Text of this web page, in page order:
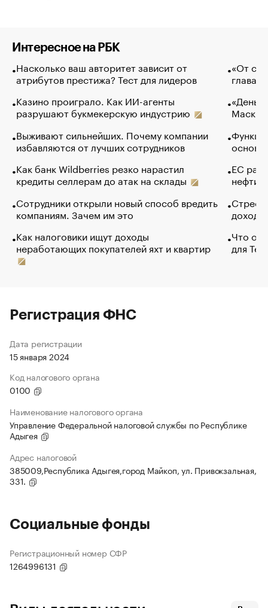
Интересное на РБК
Насколько ваш авторитет зависит от
атрибутов престижа? Тест для лидеров
Казино проиграло. Как ИИ-агенты
разрушают букмекерскую индустрию
Выживают сильнейших. Почему компании
избавляются от лучших сотрудников
Как банк Wildberries резко нарастил
кредиты селлерам до атак на склады
Сотрудники открыли новый способ вредить
компаниям. Зачем им это
Как налоговики ищут доходы
неработающих покупателей яхт и квартир
«От
глава
Маск в
основ
ЕС
нефти
Что
для
Регистрация ФНС
Дата регистрации
15 января 2024
Код налогового органа
0100
Наименование налогового органа
Управление Федеральной налоговой службы по Республике
Адыгея
Адрес налоговой
385009,Республика Адыгея,город Майкоп, ул. Привокзальная,
331.
Социальные фонды
Регистрационный номер СФР
1264996131